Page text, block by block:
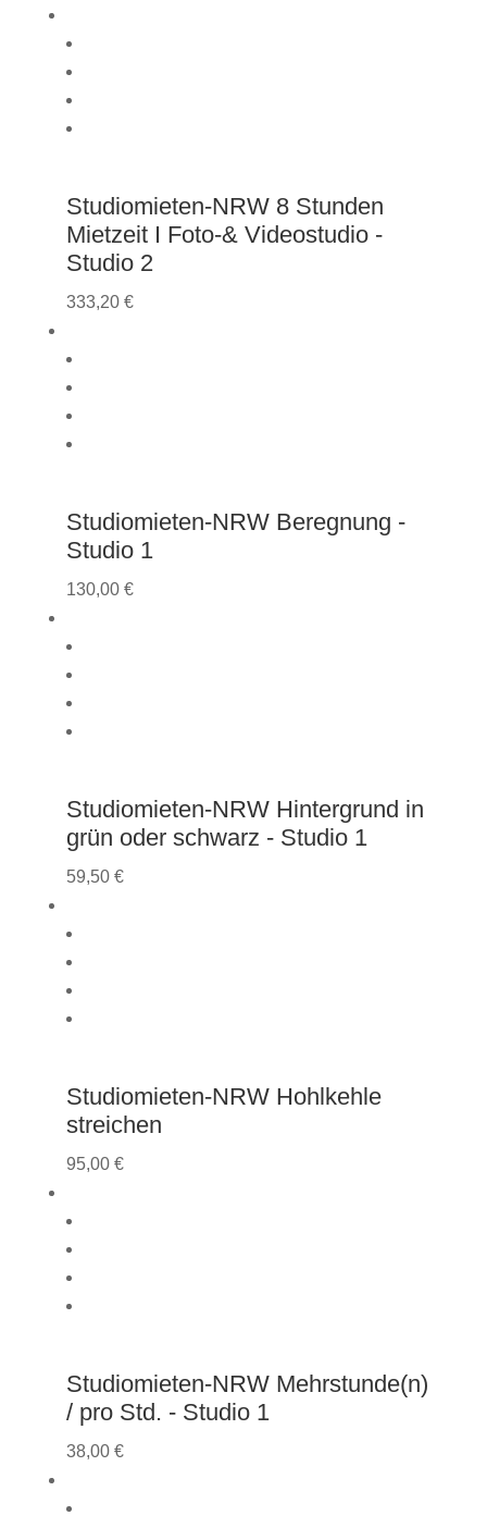
Studiomieten-NRW 8 Stunden
Mietzeit I Foto-& Videostudio -
Studio 2
333,20 €
Studiomieten-NRW Beregnung -
Studio 1
130,00 €
Studiomieten-NRW Hintergrund in
grün oder schwarz - Studio 1
59,50 €
Studiomieten-NRW Hohlkehle
streichen
95,00 €
Studiomieten-NRW Mehrstunde(n)
/ pro Std. - Studio 1
38,00 €